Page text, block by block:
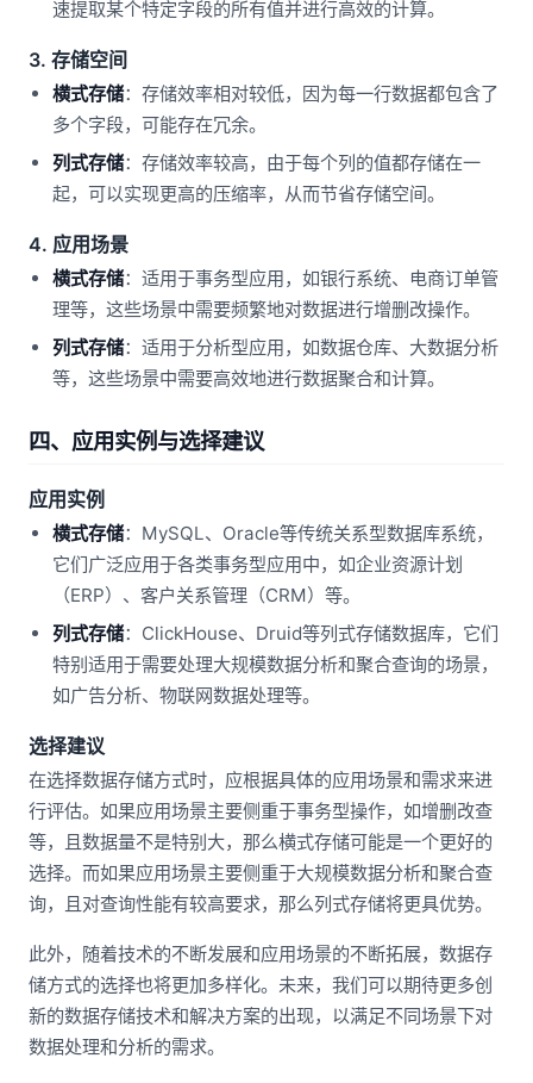
速提取某个特定字段的所有值并进行高效的计算。
3. 存储空间
横式存储：存储效率相对较低，因为每一行数据都包含了
多个字段，可能存在冗余。
列式存储：存储效率较高，由于每个列的值都存储在一
起，可以实现更高的压缩率，从而节省存储空间。
4. 应用场景
横式存储：适用于事务型应用，如银行系统、电商订单管
理等，这些场景中需要频繁地对数据进行增删改操作。
列式存储：适用于分析型应用，如数据仓库、大数据分析
等，这些场景中需要高效地进行数据聚合和计算。
四、应用实例与选择建议
应用实例
横式存储：MySQL、Oracle等传统关系型数据库系统，
它们广泛应用于各类事务型应用中，如企业资源计划
（ERP）、客户关系管理（CRM）等。
列式存储：ClickHouse、Druid等列式存储数据库，它们
特别适用于需要处理大规模数据分析和聚合查询的场景，
如广告分析、物联网数据处理等。
选择建议
在选择数据存储方式时，应根据具体的应用场景和需求来进
行评估。如果应用场景主要侧重于事务型操作，如增删改查
等，且数据量不是特别大，那么横式存储可能是一个更好的
选择。而如果应用场景主要侧重于大规模数据分析和聚合查
询，且对查询性能有较高要求，那么列式存储将更具优势。
此外，随着技术的不断发展和应用场景的不断拓展，数据存
储方式的选择也将更加多样化。未来，我们可以期待更多创
新的数据存储技术和解决方案的出现，以满足不同场景下对
数据处理和分析的需求。